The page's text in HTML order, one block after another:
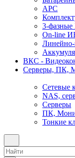
APC
3-
On-line
ВКС -
Серверы, ПК,
Сетевые
NAS,
Серверы
ПК,
Тонкие